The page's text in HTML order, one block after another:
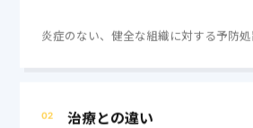
炎症のない、健全な組織に対する予防処
02 治療との違い